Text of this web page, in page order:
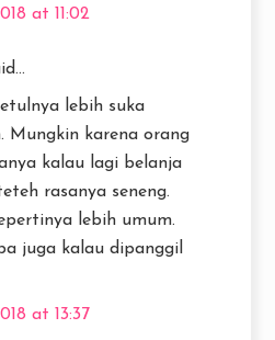
at 11:02
lebih suka
Mungkin karena orang
kalau lagi belanja
rasanya seneng.
lebih umum.
juga kalau dipanggil
at 13:37